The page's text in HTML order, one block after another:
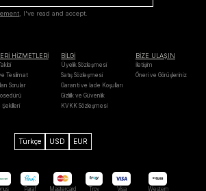
, I've read and accept.
HİZMETLERİ
Teslimat
Sorular
BİLGİ
Üyelik Sözleşmesi
Satış Sözleşmesi
Garanti ve İade Koşulları
Gizlilik ve Güvenlik
KVKK Sözleşmesi
BİZE ULAŞIN
İletişim
Öneri ve Görüşleriniz
Türkçe USD EUR
Paraf Mastercard Troy Visa Western